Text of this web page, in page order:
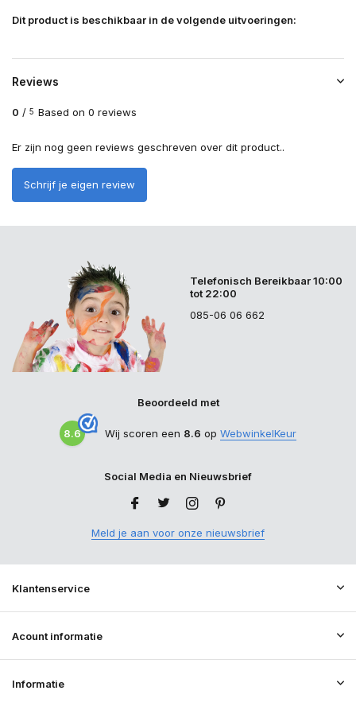
Dit product is beschikbaar in de volgende uitvoeringen:
Reviews
0 / 5 Based on 0 reviews
Er zijn nog geen reviews geschreven over dit product..
Schrijf je eigen review
Telefonisch Bereikbaar 10:00
tot 22:00
085-06 06 662
Beoordeeld met
8.6 Wij scoren een 8.6 op WebwinkelKeur
Social Media en Nieuwsbrief
Meld je aan voor onze nieuwsbrief
Klantenservice
Acount informatie
Informatie